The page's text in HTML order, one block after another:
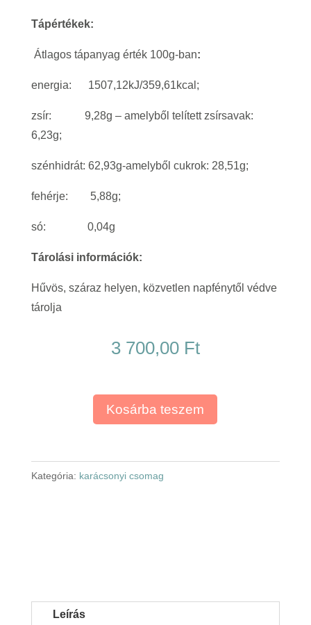
Tápértékek:
Átlagos tápanyag érték 100g-ban:
energia: 1507,12kJ/359,61kcal;
zsír: 9,28g – amelyből telített zsírsavak:
6,23g;
szénhidrát: 62,93g-amelyből cukrok: 28,51g;
fehérje: 5,88g;
só: 0,04g
Tárolási információk:
Hűvös, száraz helyen, közvetlen napfénytől védve
tárolja
3 700,00 Ft
Kosárba teszem
Kategória: karácsonyi csomag
Leírás